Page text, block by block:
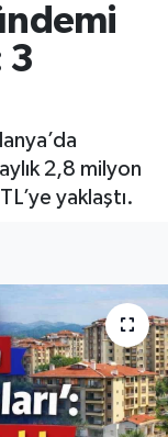
3
2,8 milyon
yaklaştı.